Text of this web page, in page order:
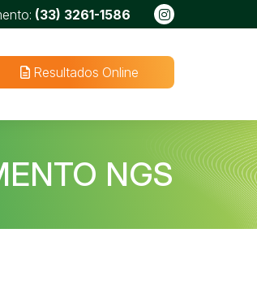
(33) 3261-1586
Resultados Online
NGS